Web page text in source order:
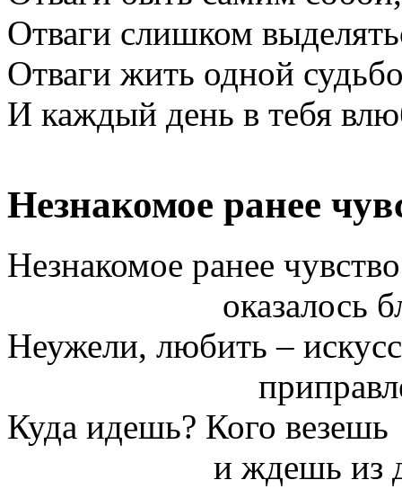
Отваги слишком
Отваги жить одной
И каждый день в тебя
Незнакомое ранее
Незнакомое ранее чувство
оказалось
Неужели, любить –
Куда идешь? Кого везешь
и ждешь из